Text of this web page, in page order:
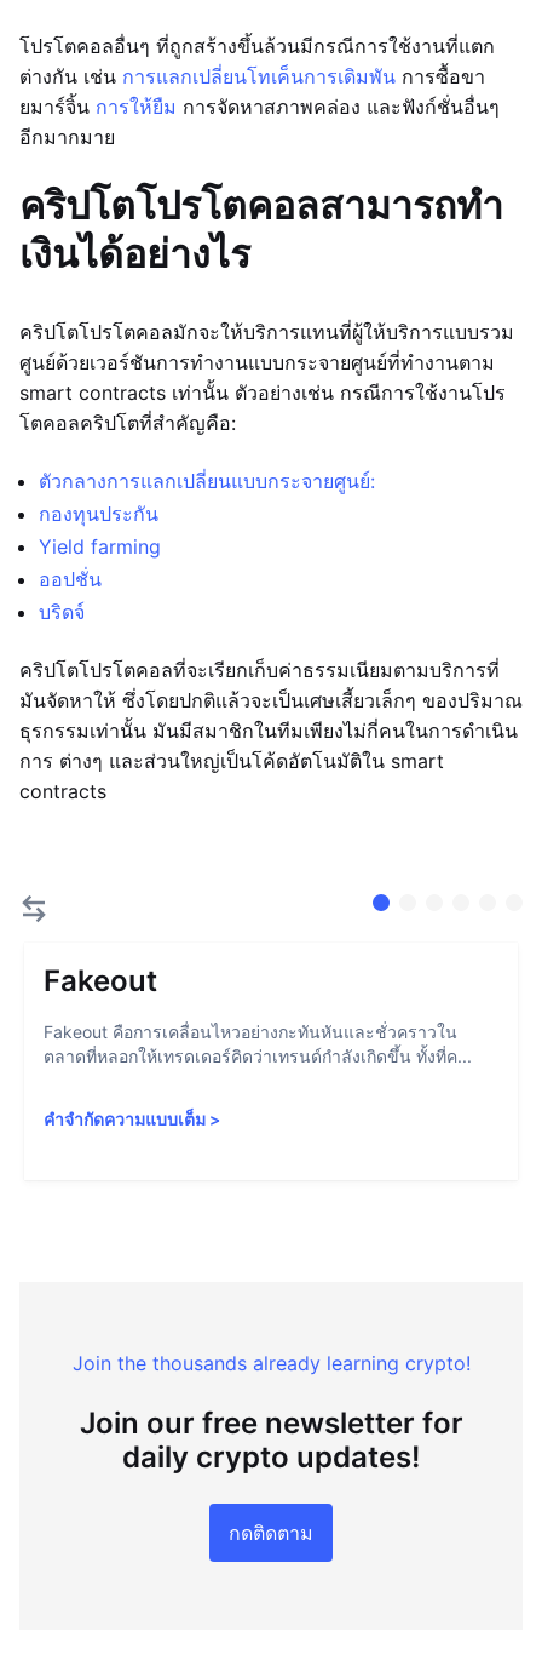
โปรโตคอลอื่นๆ ที่ถูกสร้างขึ้นล้วนมีกรณีการใช้งานที่แตก
ต่างกัน เช่น การแลกเปลี่ยนโทเค็นการเดิมพัน การซื้อขา
ยมาร์จิ้น การให้ยืม การจัดหาสภาพคล่อง และฟังก์ชั่นอื่นๆ
อีกมากมาย
คริปโตโปรโตคอลสามารถทำ
เงินได้อย่างไร
คริปโตโปรโตคอลมักจะให้บริการแทนที่ผู้ให้บริการแบบรวม
ศูนย์ด้วยเวอร์ชันการทำงานแบบกระจายศูนย์ที่ทำงานตาม
smart contracts เท่านั้น ตัวอย่างเช่น กรณีการใช้งานโปร
โตคอลคริปโตที่สำคัญคือ:
ตัวกลางการแลกเปลี่ยนแบบกระจายศูนย์:
กองทุนประกัน
Yield farming
ออปชั่น
บริดจ์
คริปโตโปรโตคอลที่จะเรียกเก็บค่าธรรมเนียมตามบริการที่
มันจัดหาให้ ซึ่งโดยปกติแล้วจะเป็นเศษเสี้ยวเล็กๆ ของปริมาณ
ธุรกรรมเท่านั้น มันมีสมาชิกในทีมเพียงไม่กี่คนในการดำเนิน
การ ต่างๆ และส่วนใหญ่เป็นโค้ดอัตโนมัติใน smart
contracts
Fakeout
Fakeout คือการเคลื่อนไหวอย่างกะทันหันและชั่วคราวใน
ตลาดที่หลอกให้เทรดเดอร์คิดว่าเทรนด์กำลังเกิดขึ้น ทั้งที่ค...
คำจำกัดความแบบเต็ม >
Join the thousands already learning crypto!
Join our free newsletter for
daily crypto updates!
กดติดตาม